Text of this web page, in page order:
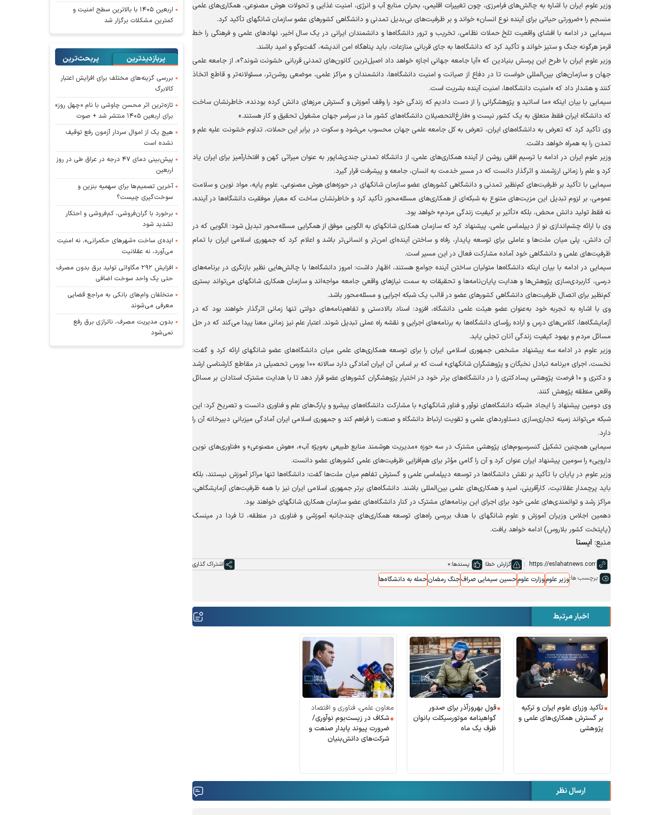
وزیر علوم ایران با اشاره به چالش‌های فرامرزی، چون تغییرات اقلیمی، بحران منابع آب و انرژی، امنیت غذایی و تحولات هوش مصنوعی، همکاری‌های علمی
منسجم را «ضرورتی حیاتی برای آینده نوع انسان» خواند و بر ظرفیت‌های بی‌بدیل تمدنی و دانشگاهی کشور‌های عضو سازمان شانگهای تأکید کرد.
سیمایی در ادامه با افشای واقعیت تلخ حملات نظامی، تخریب و ترور دانشگاه‌ها و دانشمندان ایرانی در یک سال اخیر، نهاد‌های علمی و فرهنگی را خط
قرمز هرگونه جنگ و ستیز خواند و تأکید کرد که دانشگاه‌ها به جای قربانی منازعات، باید پناهگاه امن اندیشه، گفت‌و‌گو و امید باشند.
وزیر علوم ایران با طرح این پرسش بنیادین که «آیا جامعه جهانی اجازه خواهد داد اصیل‌ترین کانون‌های تمدنی قربانی خشونت شوند؟»، از جامعه علمی
جهان و سازمان‌های بین‌المللی خواست تا در دفاع از صیانت و امنیت دانشگاه‌ها، دانشمندان و مراکز علمی، موضعی روشن‌تر، مسئولانه‌تر و قاطع اتخاذ
کنند و هشدار داد که «امنیت دانشگاه‌ها، امنیت آینده بشریت است.
سیمایی با بیان اینکه «ما اساتید و پژوهشگرانی را از دست دادیم که زندگی خود را وقف آموزش و گسترش مرز‌های دانش کرده بودند»، خاطرنشان ساخت
که دانشگاه ایران فقط متعلق به یک کشور نیست و «فارغ‌التحصیلان دانشگاه‌های کشور ما در سراسر جهان مشغول تحقیق و کار هستند.»
وی تأکید کرد که تعرض به دانشگاه‌های ایران، تعرض به کل جامعه علمی جهان محسوب می‌شود و سکوت در برابر این حملات، تداوم خشونت علیه علم و
تمدن را به همراه خواهد داشت.
وزیر علوم ایران در ادامه با ترسیم افقی روشن از آینده همکاری‌های علمی، از دانشگاه تمدنی جندی‌شاپور به عنوان میراثی کهن و افتخارآمیز برای ایران یاد
کرد و علم را زمانی ارزشمند و اثرگذار دانست که در مسیر خدمت به انسان، جامعه و پیشرفت قرار گیرد.
سیمایی با تأکید بر ظرفیت‌های کم‌نظیر تمدنی و دانشگاهی کشور‌های عضو سازمان شانگهای در حوزه‌های هوش مصنوعی، علوم پایه، مواد نوین و سلامت
عمومی، بر لزوم تبدیل این مزیت‌های متنوع به شبکه‌ای از همکاری‌های مسئله‌محور تأکید کرد و خاطرنشان ساخت که معیار موفقیت دانشگاه‌ها در آینده،
نه فقط تولید دانش محض، بلکه «تأثیر بر کیفیت زندگی مردم» خواهد بود.
وی با ارائه چشم‌اندازی نو از دیپلماسی علمی، پیشنهاد کرد که سازمان همکاری شانگهای به الگویی موفق از همگرایی مسئله‌محور تبدیل شود؛ الگویی که در
آن دانش، پلی میان ملت‌ها و عاملی برای توسعه پایدار، رفاه و ساختن آینده‌ای امن‌تر و انسانی‌تر باشد و اعلام کرد که جمهوری اسلامی ایران با تمام
ظرفیت‌های علمی و دانشگاهی خود آماده مشارکت فعال در این مسیر است.
سیمایی در ادامه با بیان اینکه دانشگاه‌ها متولیان ساختن آینده جوامع هستند، اظهار داشت: امروز دانشگاه‌ها با چالش‌هایی نظیر بازنگری در برنامه‌های
درسی، کاربردی‌سازی پژوهش‌ها و هدایت پایان‌نامه‌ها و تحقیقات به سمت نیاز‌های واقعی جامعه مواجه‌اند و سازمان همکاری شانگهای می‌تواند بستری
کم‌نظیر برای اتصال ظرفیت‌های دانشگاهی کشور‌های عضو در قالب یک شبکه اجرایی و مسئله‌محور باشد.
وی با اشاره به تجربه خود به‌عنوان عضو هیئت علمی دانشگاه، افزود: اسناد بالادستی و تفاهم‌نامه‌های دولتی تنها زمانی اثرگذار خواهند بود که در
آزمایشگاه‌ها، کلاس‌های درس و اراده رؤسای دانشگاه‌ها به برنامه‌های اجرایی و نقشه راه عملی تبدیل شوند. اعتبار علم نیز زمانی معنا پیدا می‌کند که در حل
مسائل مردم و بهبود کیفیت زندگی آنان تجلی یابد.
وزیر علوم در ادامه سه پیشنهاد مشخص جمهوری اسلامی ایران را برای توسعه همکاری‌های علمی میان دانشگاه‌های عضو شانگهای ارائه کرد و گفت:
نخست، اجرای «برنامه تبادل نخبگان و پژوهشگران شانگهای» است که بر اساس آن ایران آمادگی دارد سالانه ۱۰۰ بورس تحصیلی در مقاطع کارشناسی ارشد
و دکتری و ۱۰ فرصت پژوهشی پسادکتری را در دانشگاه‌های برتر خود در اختیار پژوهشگران کشور‌های عضو قرار دهد تا با هدایت مشترک استادان بر مسائل
واقعی منطقه پژوهش کنند.
وی دومین پیشنهاد را ایجاد «شبکه دانشگاه‌های نوآور و فناور شانگهای» با مشارکت دانشگاه‌های پیشرو و پارک‌های علم و فناوری دانست و تصریح کرد: این
شبکه می‌تواند زمینه تجاری‌سازی دستاورد‌های علمی و تقویت ارتباط دانشگاه و صنعت را فراهم کند و جمهوری اسلامی ایران آمادگی میزبانی دبیرخانه آن را
دارد.
سیمایی همچنین تشکیل کنسرسیوم‌های پژوهشی مشترک در سه حوزه «مدیریت هوشمند منابع طبیعی به‌ویژه آب»، «هوش مصنوعی» و «فناوری‌های نوین
دارویی» را سومین پیشنهاد ایران عنوان کرد و آن را گامی مؤثر برای هم‌افزایی ظرفیت‌های علمی کشور‌های عضو دانست.
وزیر علوم در پایان با تأکید بر نقش دانشگاه‌ها در توسعه دیپلماسی علمی و گسترش تفاهم میان ملت‌ها گفت: دانشگاه‌ها تنها مراکز آموزش نیستند، بلکه
باید پرچمدار عقلانیت، کارآفرینی، امید و همکاری‌های علمی بین‌المللی باشند. دانشگاه‌های برتر جمهوری اسلامی ایران نیز با همه ظرفیت‌های آزمایشگاهی،
مراکز رشد و توانمندی‌های علمی خود برای اجرای این برنامه‌های مشترک در کنار دانشگاه‌های عضو سازمان همکاری شانگهای خواهند بود.
دهمین اجلاس وزیران آموزش و علوم شانگهای با هدف بررسی راه‌های توسعه همکاری‌های چندجانبه آموزشی و فناوری در منطقه، تا فردا در مینسک
(پایتخت کشور بلاروس) ادامه خواهد یافت.
منبع: ایسنا
گزارش خطا پسندها:0 اشتراک گذاری
برچسب ها:وزیر علوموزارت علومحسین سیمایی صرافجنگ رمضانحمله به دانشگاه‌ها
اخبار مرتبط
تأکید وزرای علوم ایران و ترکیه
بر گسترش همکاری‌های علمی و
پژوهشی
قول بهروزآذر برای صدور
گواهینامه موتورسیکلت بانوان
ظرف یک ماه
معاون علمی، فناوری و اقتصاد
دانش‌بنیان رئیس‌جمهور مطرح
کرد:
شکاف در زیست‌بوم نوآوری/
ضرورت پیوند پایدار صنعت و
شرکت‌های دانش‌بنیان
ارسال نظر
اربعین ۱۴۰۵ با بالاترین سطح امنیت و
کمترین مشکلات برگزار شد
پربازدیدترین پربحث‌ترین‌
بررسی گزینه‌های مختلف برای افزایش اعتبار
کالابرگ
تازه‌ترین اثر محسن چاوشی با نام «چهل روز»
برای اربعین ۱۴۰۵ منتشر شد + صوت
هیچ یک از اموال سردار آزمون رفع توقیف
نشده است
پیش‌بینی دمای ۴۷ درجه در عراق طی در روز
اربعین
آخرین تصمیم‌ها برای سهمیه بنزین و
سوخت‌گیری چیست؟
برخورد با گران‌فروشی، کم‌فروشی و احتکار
تشدید شود
ایده‌ی ساخت «شهرهای حکمرانی»، نه امنیت
می‌آورد، نه عقلانیت
افزایش ۲۹۲ مگاواتی تولید برق بدون مصرف
حتی یک واحد سوخت اضافی
متخلفان وام‌های بانکی به مراجع قضایی
معرفی می‌شوند
بدون مدیریت مصرف، ناترازی برق رفع
نمی‌شود